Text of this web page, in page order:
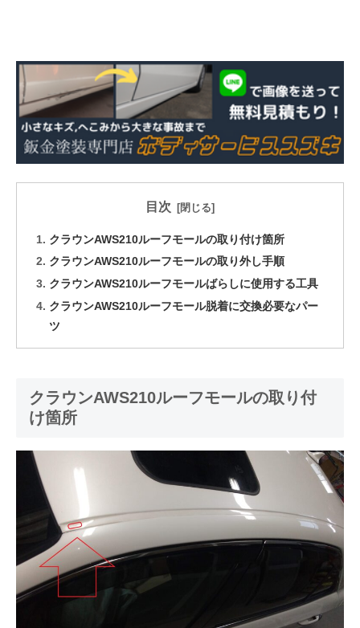
目次
クラウンAWS210ルーフモールの取り付け箇所
クラウンAWS210ルーフモールの取り外し手順
クラウンAWS210ルーフモールばらしに使用する工具
クラウンAWS210ルーフモール脱着に交換必要なパー
ツ
クラウンAWS210ルーフモールの取り付
け箇所